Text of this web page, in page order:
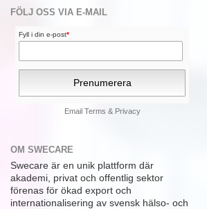
FÖLJ OSS VIA E-MAIL
Fyll i din e-post*
Email Terms & Privacy
OM SWECARE
Swecare är en unik plattform där
akademi, privat och offentlig sektor
förenas för ökad export och
internationalisering av svensk hälso- och